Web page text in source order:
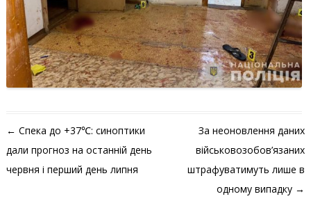
Навігація по запису
← Спека до +37℃: синоптики
дали прогноз на останній день
червня і перший день липня
За неоновлення даних
військовозобов’язаних
штрафуватимуть лише в
одному випадку →